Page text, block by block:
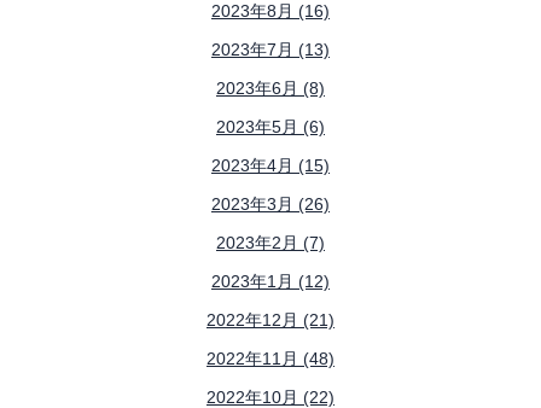
2023年8月 (16)
2023年7月 (13)
2023年6月 (8)
2023年5月 (6)
2023年4月 (15)
2023年3月 (26)
2023年2月 (7)
2023年1月 (12)
2022年12月 (21)
2022年11月 (48)
2022年10月 (22)